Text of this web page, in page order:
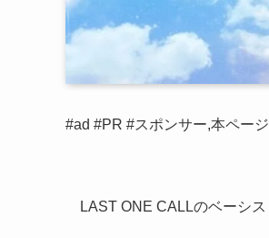
#ad #PR #スポンサー,本ペー
LAST ONE CALLのベーシ